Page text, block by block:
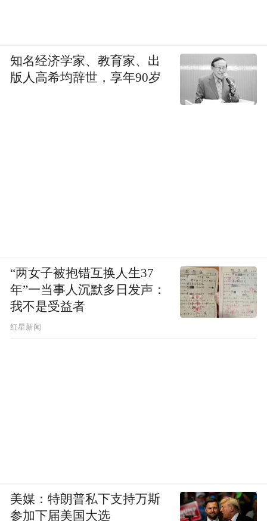
知名经济学家、教育家、出
版人高希均辞世，享年90岁
“两女子被抱错互换人生37
年”一当事人沉默多日发声：
我不是受益者
红星新闻
美媒：特朗普私下支持万斯
参加下届美国大选